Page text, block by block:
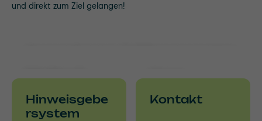
und direkt zum Ziel gelangen!
Medien &
Hose
Hinweisgebe
rsystem
Kontakt